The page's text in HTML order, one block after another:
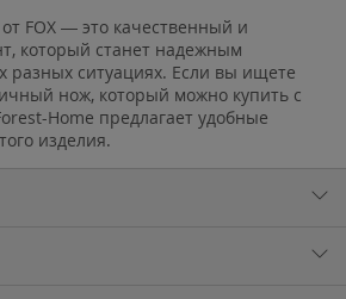
FOX — это качественный и
который станет надежным
ситуациях. Если вы ищете
нож, который можно купить с
Home предлагает удобные
изделия.